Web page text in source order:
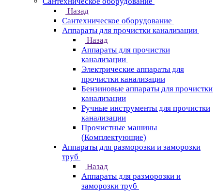
Назад
Сантехническое оборудование
Аппараты для прочистки канализации
Назад
Аппараты для прочистки
канализации
Электрические аппараты для
прочистки канализации
Бензиновые аппараты для прочистки
канализации
Ручные инструменты для прочистки
канализации
Прочистные машины
(Комплектующие)
Аппараты для разморозки и заморозки
труб
Назад
Аппараты для разморозки и
заморозки труб